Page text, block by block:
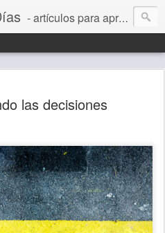
- artículos para aprender a vivir mejor, un día a la vez. Por Juan C Quintero
las decisiones